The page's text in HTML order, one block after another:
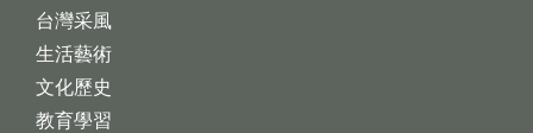
台灣采風
生活藝術
文化歷史
教育學習